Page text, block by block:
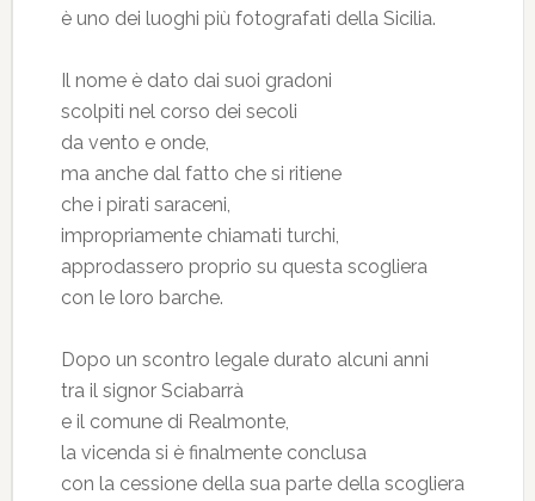
è uno dei luoghi più fotografati della Sicilia.
Il nome è dato dai suoi gradoni
scolpiti nel corso dei secoli
da vento e onde,
ma anche dal fatto che si ritiene
che i pirati saraceni,
impropriamente chiamati turchi,
approdassero proprio su questa scogliera
con le loro barche.
Dopo un scontro legale durato alcuni anni
tra il signor Sciabarrà
e il comune di Realmonte,
la vicenda si è finalmente conclusa
con la cessione della sua parte della scogliera